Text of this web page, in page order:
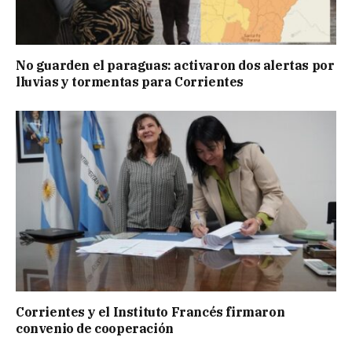
No guarden el paraguas: activaron dos alertas por
lluvias y tormentas para Corrientes
Corrientes y el Instituto Francés firmaron
convenio de cooperación